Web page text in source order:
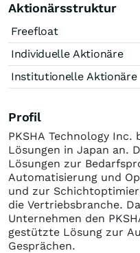
Aktionärsstruktur
Freefloat
Individuelle Aktionäre
Institutionelle Aktionäre
Profil
PKSHA Technology
Lösungen in Japan an.
Lösungen zur
Automatisierung und
und zur
die Vertriebsbranche.
Unternehmen den
gestützte Lösung zur
Gesprächen.